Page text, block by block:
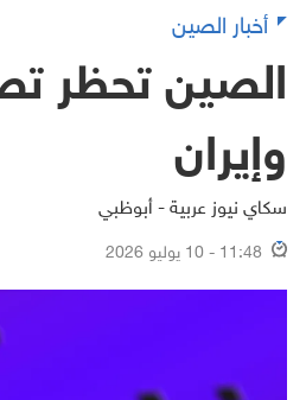
أخبار الصين
الصين تحظر
وإيران
سكاي نيوز عربية - أبوظبي
11:48 - 10 يوليو 2026